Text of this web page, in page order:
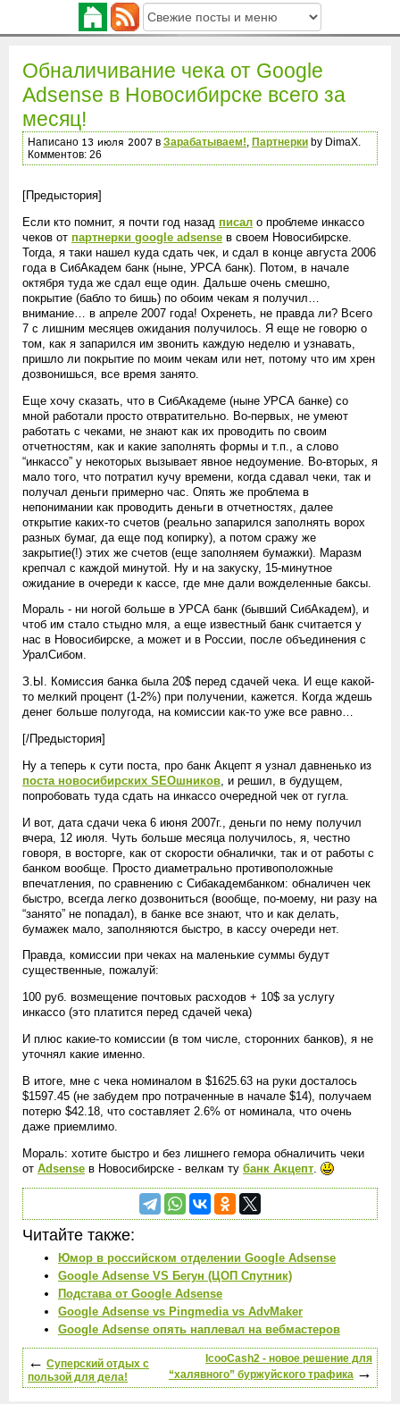
Обналичивание чека от Google
Adsense в Новосибирске всего за
месяц!
Написано в Зарабатываем! Партнерки by DimaX.
Комментов: 26
[Предыстория]
Если кто помнит, я почти год назад писал о проблеме инкассо
чеков от партнерки google adsense в своем Новосибирске.
Тогда, я таки нашел куда сдать чек, и сдал в конце августа 2006
года в СибАкадем банк (ныне, УРСА банк). Потом, в начале
октября туда же сдал еще один. Дальше очень смешно,
покрытие (бабло то бишь) по обоим чекам я получил…
внимание… в апреле 2007 года! Охренеть, не правда ли? Всего
7 с лишним месяцев ожидания получилось. Я еще не говорю о
том, как я запарился им звонить каждую неделю и узнавать,
пришло ли покрытие по моим чекам или нет, потому что им хрен
дозвонишься, все время занято.
Еще хочу сказать, что в СибАкадеме (ныне УРСА банке) со
мной работали просто отвратительно. Во-первых, не умеют
работать с чеками, не знают как их проводить по своим
отчетностям, как и какие заполнять формы и т.п., а слово
“инкассо” у некоторых вызывает явное недоумение. Во-вторых, я
мало того, что потратил кучу времени, когда сдавал чеки, так и
получал деньги примерно час. Опять же проблема в
непонимании как проводить деньги в отчетностях, далее
открытие каких-то счетов (реально запарился заполнять ворох
разных бумаг, да еще под копирку), а потом сражу же
закрытие(!) этих же счетов (еще заполняем бумажки). Маразм
крепчал с каждой минутой. Ну и на закуску, 15-минутное
ожидание в очереди к кассе, где мне дали вожделенные баксы.
Мораль - ни ногой больше в УРСА банк (бывший СибАкадем), и
чтоб им стало стыдно мля, а еще известный банк считается у
нас в Новосибирске, а может и в России, после объединения с
УралСибом.
З.Ы. Комиссия банка была 20$ перед сдачей чека. И еще какой-
то мелкий процент (1-2%) при получении, кажется. Когда ждешь
денег больше полугода, на комиссии как-то уже все равно…
[/Предыстория]
Ну а теперь к сути поста, про банк Акцепт я узнал давненько из
поста новосибирских SEOшников , и решил, в будущем,
попробовать туда сдать на инкассо очередной чек от гугла.
И вот, дата сдачи чека 6 июня 2007г., деньги по нему получил
вчера, 12 июля. Чуть больше месяца получилось, я, честно
говоря, в восторге, как от скорости обналички, так и от работы с
банком вообще. Просто диаметрально противоположные
впечатления, по сравнению с Сибакадембанком: обналичен чек
быстро, всегда легко дозвониться (вообще, по-моему, ни разу на
“занято” не попадал), в банке все знают, что и как делать,
бумажек мало, заполняются быстро, в кассу очереди нет.
Правда, комиссии при чеках на маленькие суммы будут
существенные, пожалуй:
100 руб. возмещение почтовых расходов + 10$ за услугу
инкассо (это платится перед сдачей чека)
И плюс какие-то комиссии (в том числе, сторонних банков), я не
уточнял какие именно.
В итоге, мне с чека номиналом в $1625.63 на руки досталось
$1597.45 (не забудем про потраченные в начале $14), получаем
потерю $42.18, что составляет 2.6% от номинала, что очень
даже приемлимо.
Мораль: хотите быстро и без лишнего гемора обналичить чеки
от Adsense в Новосибирске - велкам ту банк Акцепт
Читайте также:
Юмор в российском отделении Google Adsense
Google Adsense VS Бегун (ЦОП Спутник)
Подстава от Google Adsense
Google Adsense vs Pingmedia vs AdvMaker
Google Adsense опять наплевал на вебмастеров
← Суперский отдых с
пользой для дела!
IcooCash2 - новое решение для
“халявного” буржуйского трафика →